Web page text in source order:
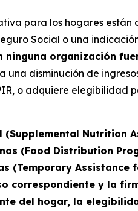
para los hogares están
Social o una
ninguna organización
una disminución de
o adquiere elegibilidad
Nutrition
(Food Distribution
(Temporary Assistance
correspondiente y la
del hogar, la